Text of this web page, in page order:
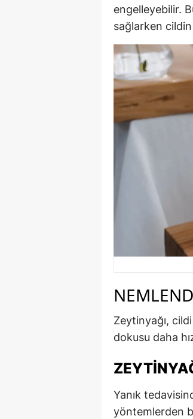
engelleyebilir.
sağlarken cildin
Zeytinyağı,
dokusu daha
Yanık
yöntemlerden